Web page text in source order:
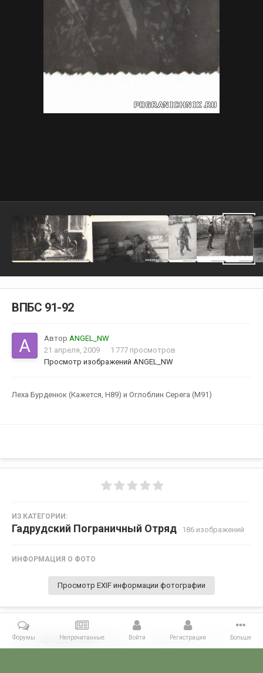
ВПБС 91-92
Автор ANGEL_NW
21 апреля, 2009
1 777 просмотров
Просмотр изображений ANGEL_NW
Леха Бурденюк (Кажется, Н89) и Оглоблин Серега (М91)
ИЗ КАТЕГОРИИ:
Гадрудский Пограничный Отряд · 186 изображений
ИНФОРМАЦИЯ О ФОТО
Просмотр EXIF информации фотографии
Поделиться Подписчики 0
Форумы Непрочитанные Войти Регистрация Больше